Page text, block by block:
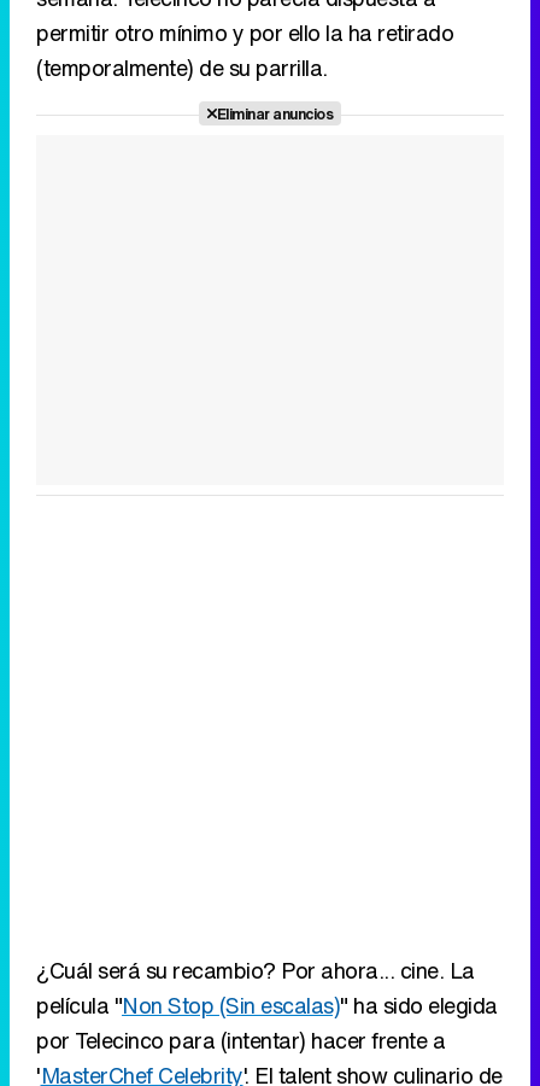
dato muy alto y que era imposible de hacer
frente con 'Ella es tu padre'. Telecinco intentará
por tanto remontar sus datos en la noche de los